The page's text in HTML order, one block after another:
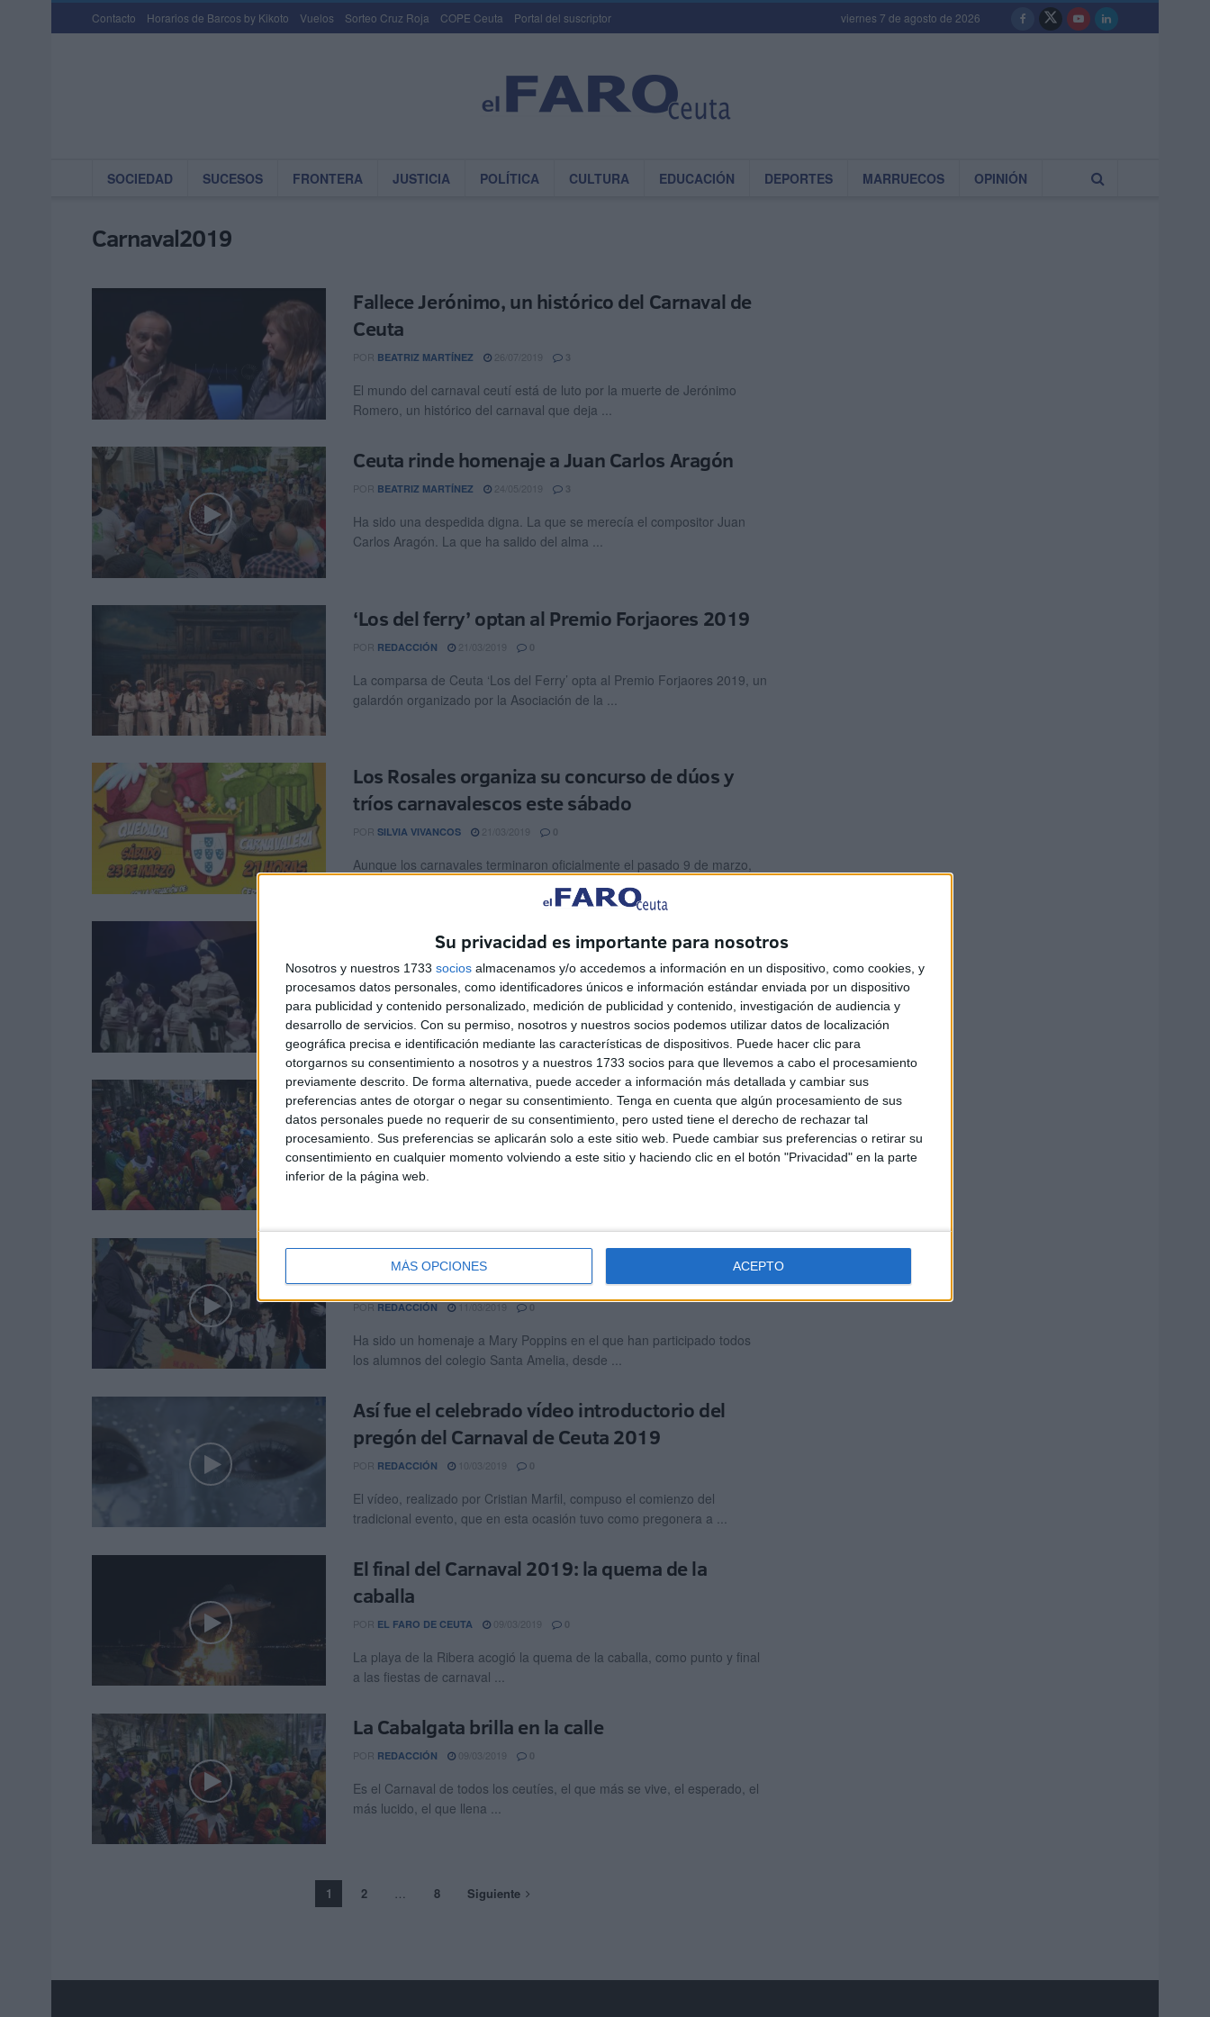
Su privacidad es importante para nosotros
Nosotros y nuestros 1733 socios almacenamos y/o accedemos a información en un dispositivo, como cookies, y
procesamos datos personales, como identificadores únicos e información estándar enviada por un dispositivo
para publicidad y contenido personalizado, medición de publicidad y contenido, investigación de audiencia y
desarrollo de servicios. Con su permiso, nosotros y nuestros socios podemos utilizar datos de localización
geográfica precisa e identificación mediante las características de dispositivos. Puede hacer clic para
otorgarnos su consentimiento a nosotros y a nuestros 1733 socios para que llevemos a cabo el procesamiento
previamente descrito. De forma alternativa, puede acceder a información más detallada y cambiar sus
preferencias antes de otorgar o negar su consentimiento. Tenga en cuenta que algún procesamiento de sus
datos personales puede no requerir de su consentimiento, pero usted tiene el derecho de rechazar tal
procesamiento. Sus preferencias se aplicarán solo a este sitio web. Puede cambiar sus preferencias o retirar su
consentimiento en cualquier momento volviendo a este sitio y haciendo clic en el botón "Privacidad" en la parte
inferior de la página web.
MÁS OPCIONES ACEPTO
Contacto Horarios de Barcos by Kikoto Vuelos Sorteo Cruz Roja COPE Ceuta Portal del suscriptor viernes 7 de agosto de 2026
SOCIEDAD SUCESOS FRONTERA JUSTICIA POLÍTICA CULTURA EDUCACIÓN DEPORTES MARRUECOS OPINIÓN
Carnaval2019
Fallece Jerónimo, un histórico del Carnaval de
Ceuta
POR BEATRIZ MARTÍNEZ 26/07/2019 3
El mundo del carnaval ceutí está de luto por la muerte de Jerónimo
Romero, un histórico del carnaval que deja ...
Ceuta rinde homenaje a Juan Carlos Aragón
POR BEATRIZ MARTÍNEZ 3
Ha sido una despedida digna. La que se merecía el compositor Juan
Carlos Aragón. La que ha salido del alma ...
‘Los del ferry’ optan al Premio Forjaores 2019
POR REDACCIÓN 0
La comparsa de Ceuta ‘Los del Ferry’ opta al Premio Forjaores 2019, un
galardón organizado por la Asociación de la ...
Los Rosales organiza su concurso de dúos y
tríos carnavalescos este sábado
POR SILVIA VIVANCOS 0
Aunque los carnavales terminaron oficialmente el pasado 9 de marzo,
aún quedan por delante varias semanas en las que poder ...
Ceuta y Granada, unidas por el carnaval
ISABEL JIMÉNEZ 17/03/2019 0
La Casa de Ceuta en Granada celebró ayer una jornada de
hermanamiento y carnaval, con la organización de una gala ...
Consulte todos los premiados en el Carnaval
2019, aquí
REDACCIÓN 12/03/2019
El área de Festejos del Gobierno de Ceuta ha dado a conocer el fallo
El colegio Santa Amelia rinde homenaje a Mary
Poppins
POR REDACCIÓN 11/03/2019 0
Ha sido un homenaje a Mary Poppins en el que han participado todos
los alumnos del colegio Santa Amelia, desde ...
Así fue el celebrado vídeo introductorio del
pregón del Carnaval de Ceuta 2019
POR REDACCIÓN 0
El vídeo, realizado por Cristian Marfil, compuso el comienzo del
tradicional evento, que en esta ocasión tuvo como pregonera a ...
El final del Carnaval 2019: la quema de la
caballa
POR EL FARO DE CEUTA 0
La playa de la Ribera acogió la quema de la caballa, como punto y final
a las fiestas de carnaval ...
La Cabalgata brilla en la calle
POR REDACCIÓN 0
Es el Carnaval de todos los ceutíes, el que más se vive, el esperado, el
más lucido, el que llena ...
1 2 … 8 Siguiente